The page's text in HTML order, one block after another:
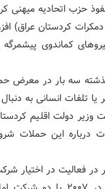
حزب اتحادیه میهنی
کردستان عراق)
کماندوی پیشمرگه
سه بار در معرض
تلفات انسانی به
وزیر دولت اقلیم
درباره این حملات
فعالیت در اختیار